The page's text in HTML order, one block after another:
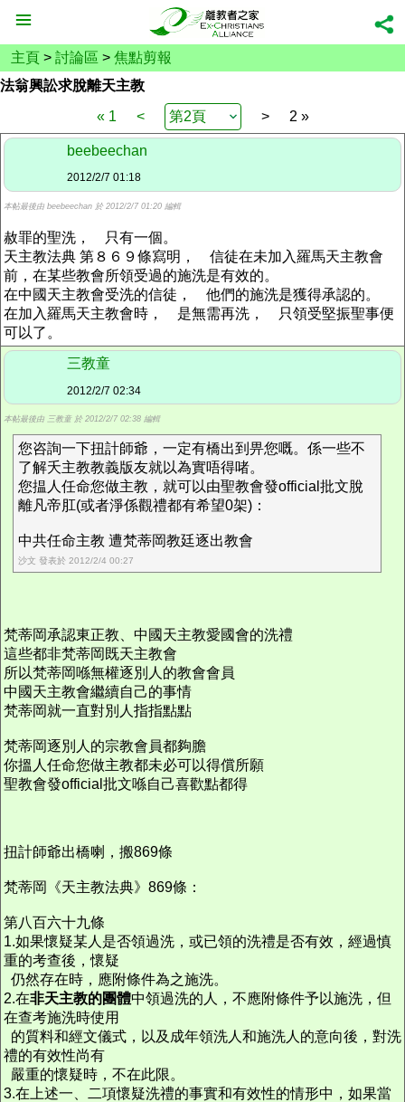
主頁 > 討論區 > 焦點剪報
法翁興訟求脫離天主教
« 1
< > 2 »
beebeechan
2012/2/7 01:18
本帖最後由 beebeechan 於 2012/2/7 01:20 編輯
赦罪的聖洗， 只有一個。
天主教法典 第８６９條寫明， 信徒在未加入羅馬天主教會
前，在某些教會所領受過的施洗是有效的。
在中國天主教會受洗的信徒， 他們的施洗是獲得承認的。
在加入羅馬天主教會時， 是無需再洗， 只領受堅振聖事便
可以了。
三教童
2012/2/7 02:34
本帖最後由 三教童 於 2012/2/7 02:38 編輯
您咨詢一下扭計師爺，一定有橋出到畀您嘅。係一些不
了解夭主教教義版友就以為實唔得啫。
您揾人任命您做主教，就可以由聖教會發official批文脫
離凡帝肛(或者淨係觀禮都有希望0架)：
中共任命主教 遭梵蒂岡教廷逐出教會
沙文 發表於 2012/2/4 00:27
梵蒂岡承認東正教、中國天主教愛國會的洗禮
這些都非梵蒂岡既天主教會
所以梵蒂岡喺無權逐別人的教會會員
中國天主教會繼續自己的事情
梵蒂岡就一直對別人指指點點
梵蒂岡逐別人的宗教會員都夠膽
你搵人任命您做主教都未必可以得償所願
聖教會發official批文喺自己喜歡點都得
扭計師爺出橋喇，搬869條
梵蒂岡《天主教法典》869條：
第八百六十九條
1.如果懷疑某人是否領過洗，或已領的洗禮是否有效，經過慎
重的考查後，懷疑
仍然存在時，應附條件為之施洗。
2.在非天主教的團體中領過洗的人，不應附條件予以施洗，但
在查考施洗時使用
的質料和經文儀式，以及成年領洗人和施洗人的意向後，對洗
禮的有效性尚有
嚴重的懷疑時，不在此限。
3.在上述一、二項懷疑洗禮的事實和有效性的情形中，如果當